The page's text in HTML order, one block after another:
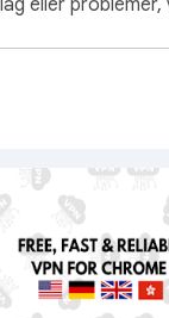
er
eller problemer,